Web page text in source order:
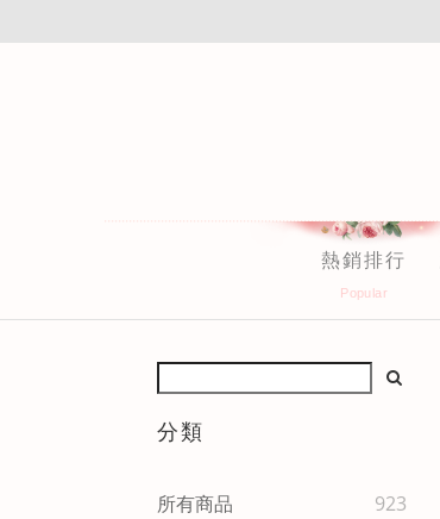
熱銷排行
分類
所有商品
923